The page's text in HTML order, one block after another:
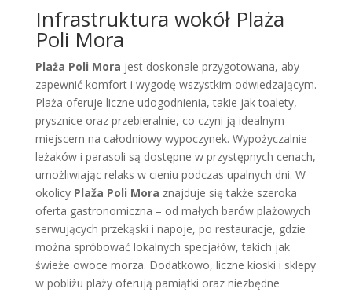
Infrastruktura wokół Plaża
Poli Mora
Plaża Poli Mora jest doskonale przygotowana, aby
zapewnić komfort i wygodę wszystkim odwiedzającym.
Plaża oferuje liczne udogodnienia, takie jak toalety,
prysznice oraz przebieralnie, co czyni ją idealnym
miejscem na całodniowy wypoczynek. Wypożyczalnie
leżaków i parasoli są dostępne w przystępnych cenach,
umożliwiając relaks w cieniu podczas upalnych dni. W
okolicy Plaža Poli Mora znajduje się także szeroka
oferta gastronomiczna – od małych barów plażowych
serwujących przekąski i napoje, po restauracje, gdzie
można spróbować lokalnych specjałów, takich jak
świeże owoce morza. Dodatkowo, liczne kioski i sklepy
w pobliżu plaży oferują pamiątki oraz niezbędne